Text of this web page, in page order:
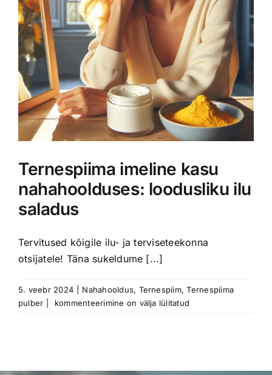
Ternespiima imeline kasu
nahahoolduses: loodusliku ilu
saladus
Tervitused kõigile ilu- ja terviseteekonna
otsijatele! Täna sukeldume [...]
5. veebr 2024 Nahahooldus, Ternespiim,Ternespiima
pulber
Ternespiima
ilu
kommenteerimine on välja lülitatud